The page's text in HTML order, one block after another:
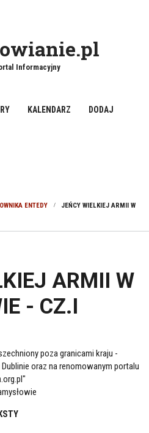
Informacyjny
KALENDARZ DODAJ
ENTEDY
JEŃCY WIELKIEJ ARMII W
ARMII W
- CZ.I
poza granicami kraju -
oraz na renomowanym portalu